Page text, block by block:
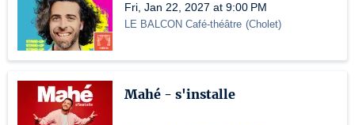
Fri, Jan 22, 2027 at 9:00 PM
LE BALCON Café-théâtre (Cholet)
Mahé - s'installe